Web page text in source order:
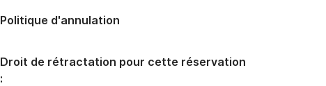
Politique d'annulation
Droit de rétractation pour cette réservation
: